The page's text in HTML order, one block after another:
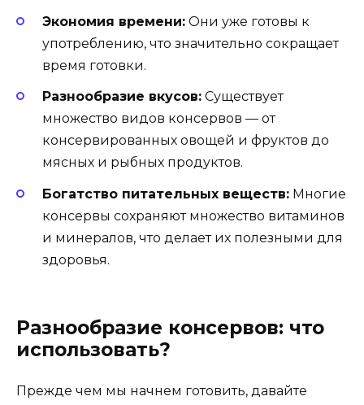
Экономия времени: Они уже готовы к
употреблению, что значительно сокращает
время готовки.
Разнообразие вкусов: Существует
множество видов консервов — от
консервированных овощей и фруктов до
мясных и рыбных продуктов.
Богатство питательных веществ: Многие
консервы сохраняют множество витаминов
и минералов, что делает их полезными для
здоровья.
Разнообразие консервов: что
использовать?
Прежде чем мы начнем готовить, давайте